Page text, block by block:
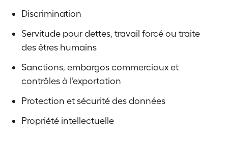
Discrimination
Servitude pour dettes, travail forcé ou traite
des êtres humains
Sanctions, embargos commerciaux et
contrôles à l’exportation
Protection et sécurité des données
Propriété intellectuelle